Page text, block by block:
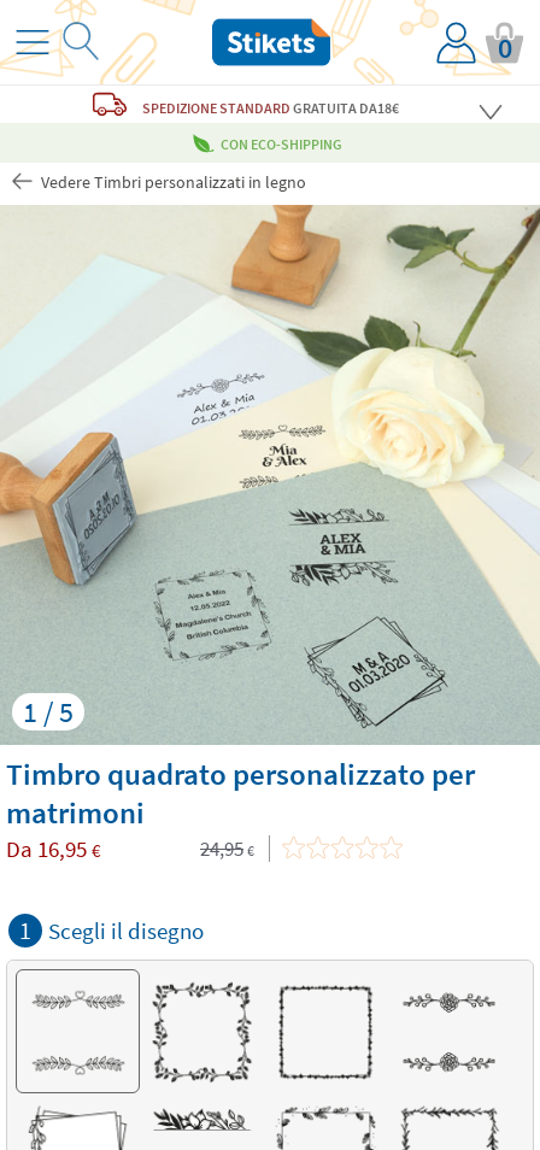
0
SPEDIZIONE STANDARD GRATUITADA18€
CON ECO-SHIPPING
Vedere Timbri personalizzati in legno
1 / 5
Timbro quadrato personalizzato per
matrimoni
Da 16,95 € 24,95 €
1 Scegli il disegno